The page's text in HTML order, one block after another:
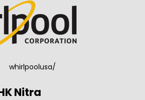
whirlpoolusa/
Nitra